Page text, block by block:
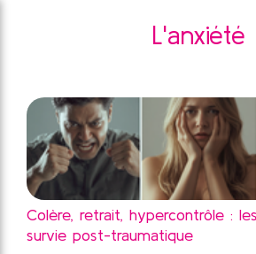
L'anxiété
Colère, retrait, hypercontrôle :
survie post-traumatique